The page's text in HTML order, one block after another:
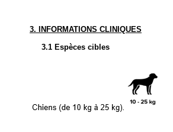
3. INFORMATIONS CLINIQUES
3.1 Espèces cibles